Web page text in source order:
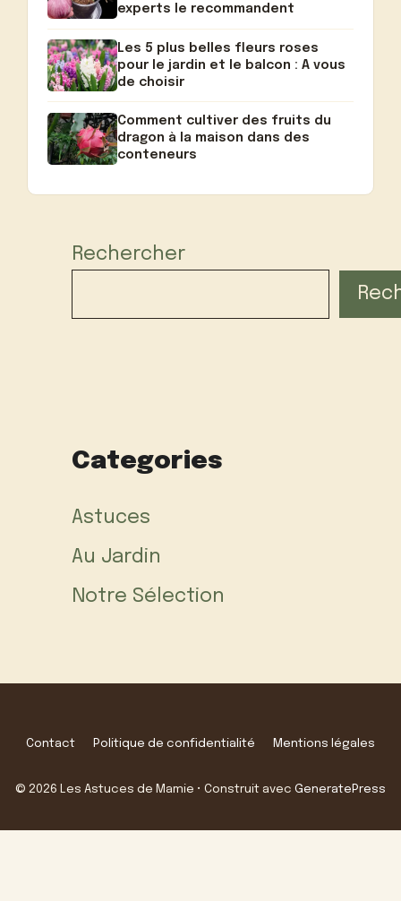
experts le recommandent
Les 5 plus belles fleurs roses
pour le jardin et le balcon : A vous
de choisir
Comment cultiver des fruits du
dragon à la maison dans des
conteneurs
Rechercher
Categories
Astuces
Au Jardin
Notre Sélection
Contact Politique de confidentialité Mentions légales
© 2026 Les Astuces de Mamie • Construit avec GeneratePress